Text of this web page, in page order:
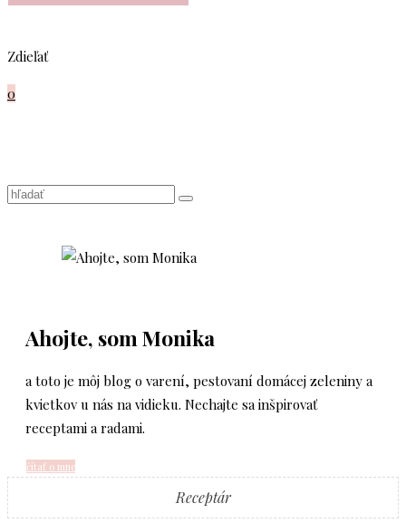
Zdieľať
0
Ahojte, som Monika
a toto je môj blog o varení, pestovaní domácej zeleniny a
kvietkov u nás na vidieku. Nechajte sa inšpirovať
receptami a radami.
čítať o mne
Receptár